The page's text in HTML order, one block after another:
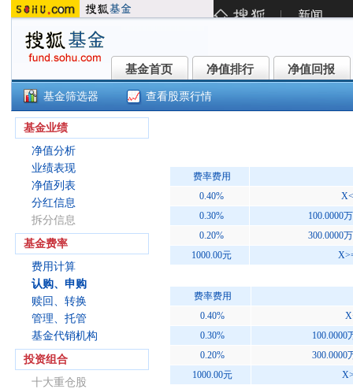
基金首页
基金首页 净值排行
净值排行 净值回报
净值回报
基金筛选器 查看股票行情
基金业绩
净值分析
业绩表现
净值列表
分红信息
拆分信息
基金费率
费用计算
认购、申购
赎回、转换
管理、托管
基金代销机构
投资组合
十大重仓股
费率费用
0.40%
0.30%
100.0000
0.20%
300.0000
1000.00元
费率费用
0.40%
0.30%
100.0000
0.20%
300.0000
1000.00元